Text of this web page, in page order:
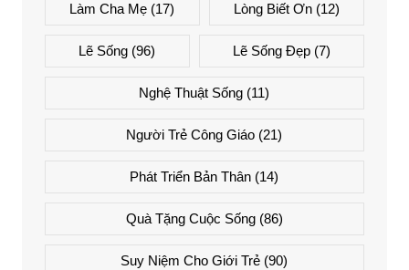
Làm Cha Mẹ (17) Lòng Biết Ơn(12)
Lẽ Sống (96) Lẽ Sống Đẹp(7)
Nghệ Thuật Sống (11)
Người Trẻ Công Giáo (21)
Phát Triển Bản Thân (14)
Quà Tặng Cuộc Sống(86)
Suy Niệm Cho Giới Trẻ (90)